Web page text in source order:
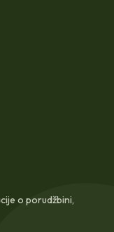
o porudžbini,